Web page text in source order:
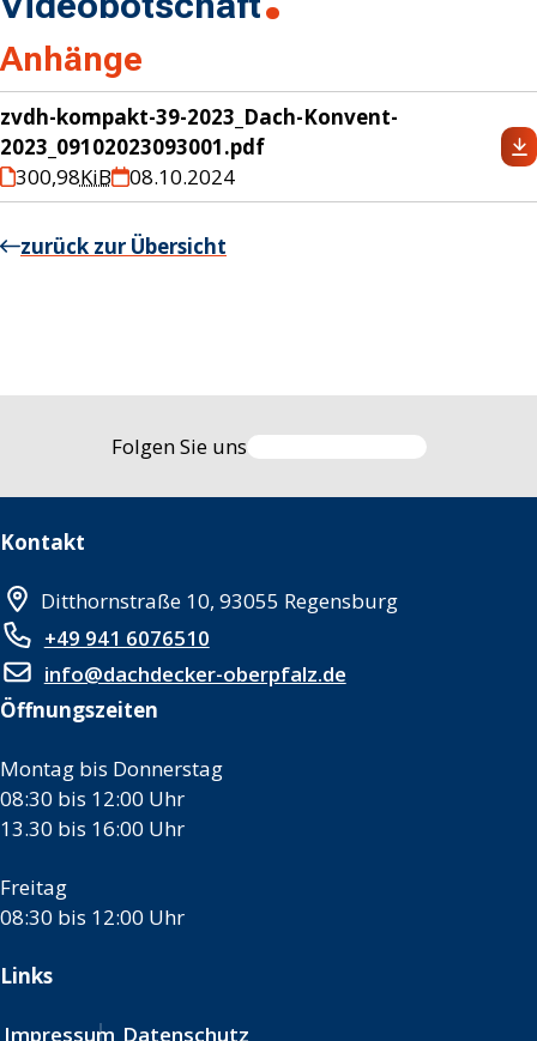
Anhänge
zvdh-kompakt-39-2023_Dach-Konvent-
2023_09102023093001.pdf
300,98KiB 08.10.2024
zurück zur Übersicht
Folgen Sie uns
Kontakt
Ditthornstraße 10, 93055 Regensburg
+49 941 6076510
info@dachdecker-oberpfalz.de
Öffnungszeiten
Montag bis Donnerstag
08:30 bis 12:00 Uhr
13.30 bis 16:00 Uhr
Freitag
08:30 bis 12:00 Uhr
Links
Impressum Datenschutz